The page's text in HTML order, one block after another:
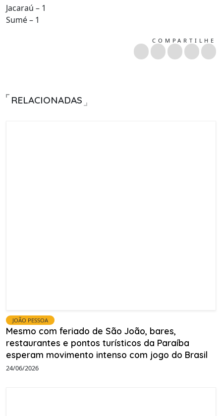
Jacaraú – 1
Sumé – 1
COMPARTILHE
RELACIONADAS
JOÃO PESSOA
Mesmo com feriado de São João, bares,
restaurantes e pontos turísticos da Paraíba
esperam movimento intenso com jogo do Brasil
24/06/2026